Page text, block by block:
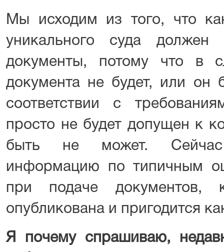
Мы исходим из того, что
уникального суда должен
документы, потому что в
документа не будет, или он
соответствии с
просто не будет допущен к
быть не может. Сейчас
информацию по типичным
при подаче документов,
опубликована и пригодится
Я почему спрашиваю,